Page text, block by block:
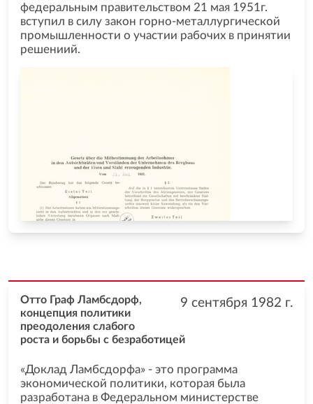
федеральным правительством 21 мая 1951г.
вступил в силу закон горно-металлургической
промышленности о участии рабочих в принятии
решениий.
9 сентября 1982 г.
Отто Граф Ламбсдорф,
концепция политики
преодоления слабого
роста и борьбы с безработицей
«Доклад Ламбсдорфа» - это программа
экономической политики, которая была
разработана в Федеральном министерстве